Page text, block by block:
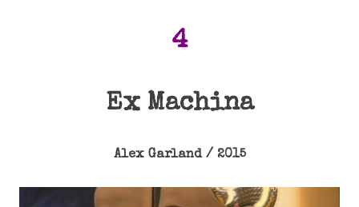
4
Ex Machina
Alex Garland / 2015